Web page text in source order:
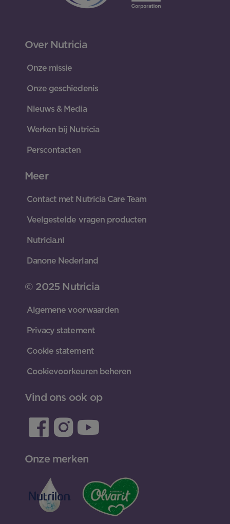
Over Nutricia
Onze missie
Onze geschiedenis
Nieuws & Media
Werken bij Nutricia
Perscontacten
Meer
Contact met Nutricia Care Team
Veelgestelde vragen producten
Nutricia.nl
Danone Nederland
© 2025 Nutricia
Algemene voorwaarden
Privacy statement
Cookie statement
Cookievoorkeuren beheren
Vind ons ook op
Onze merken